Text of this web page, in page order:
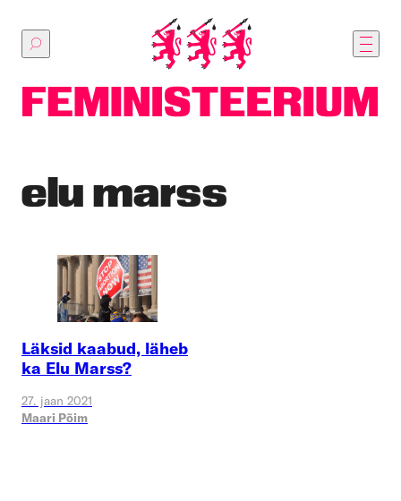
sisu
juurde
elu marss
Läksid kaabud, läheb
ka Elu Marss?
27. jaan 2021
Maari Põim